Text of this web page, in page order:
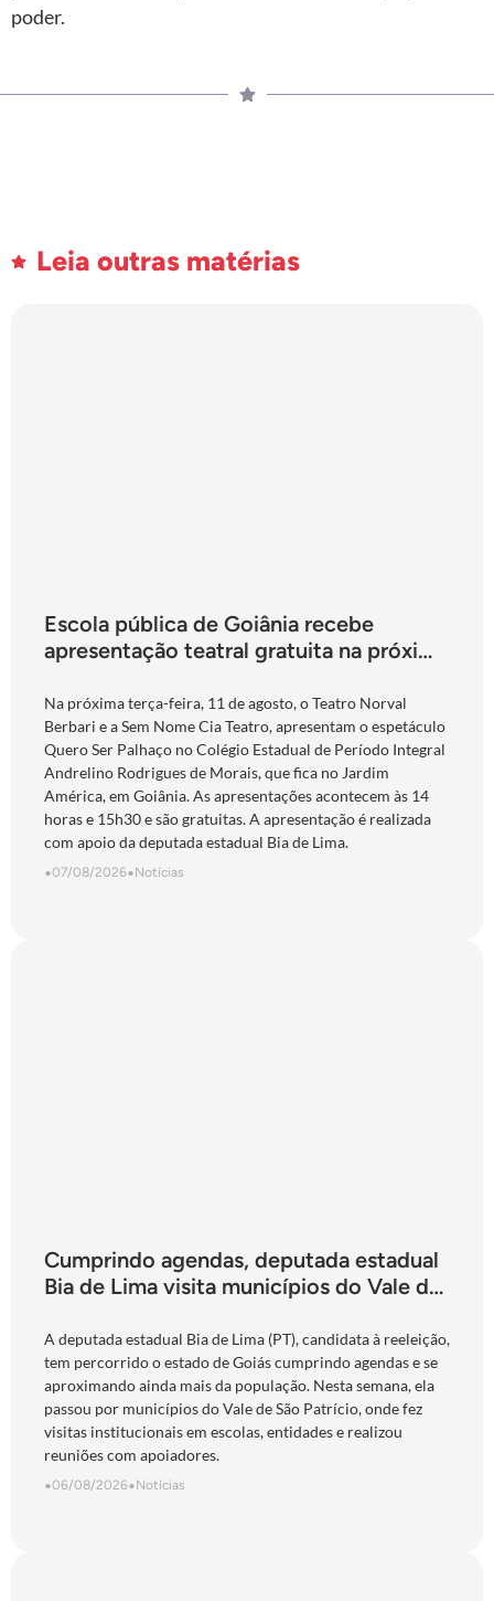
poder.
Leia outras matérias
Escola pública de Goiânia recebe
apresentação teatral gratuita na próxima
Na próxima terça-feira, 11 de agosto, o Teatro Norval
Berbari e a Sem Nome Cia Teatro, apresentam o espetáculo
Quero Ser Palhaço no Colégio Estadual de Período Integral
Andrelino Rodrigues de Morais, que fica no Jardim
América, em Goiânia. As apresentações acontecem às 14
horas e 15h30 e são gratuitas. A apresentação é realizada
com apoio da deputada estadual Bia de Lima.
•07/08/2026•Notícias
Cumprindo agendas, deputada estadual
Bia de Lima visita municípios do Vale do
A deputada estadual Bia de Lima (PT), candidata à reeleição,
tem percorrido o estado de Goiás cumprindo agendas e se
aproximando ainda mais da população. Nesta semana, ela
passou por municípios do Vale de São Patrício, onde fez
visitas institucionais em escolas, entidades e realizou
reuniões com apoiadores.
•06/08/2026•Notícias